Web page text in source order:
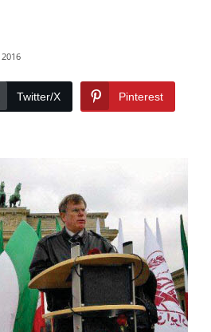
Twitter/X Pinterest